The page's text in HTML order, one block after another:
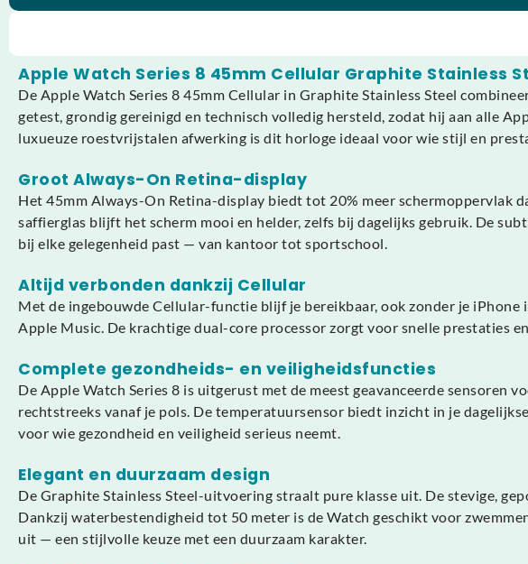
Apple Watch Series 8 45mm Cellular Graphite Stainless
De Apple Watch Series 8 45mm Cellular in Graphite Stainless Steel
getest, grondig gereinigd en technisch volledig hersteld, zodat hij aan alle
luxueuze roestvrijstalen afwerking is dit horloge ideaal voor wie stijl en
Groot Always-On Retina-display
Het 45mm Always-On Retina-display biedt tot 20% meer schermoppervlak
saffierglas blijft het scherm mooi en helder, zelfs bij dagelijks gebruik. De
bij elke gelegenheid past — van kantoor tot sportschool.
Altijd verbonden dankzij Cellular
Met de ingebouwde Cellular-functie blijf je bereikbaar, ook zonder je
Apple Music. De krachtige dual-core processor zorgt voor snelle prestaties
Complete gezondheids- en veiligheidsfuncties
De Apple Watch Series 8 is uitgerust met de meest geavanceerde sensoren
rechtstreeks vanaf je pols. De temperatuursensor biedt inzicht in je
voor wie gezondheid en veiligheid serieus neemt.
Elegant en duurzaam design
De Graphite Stainless Steel-uitvoering straalt pure klasse uit. De stevige,
Dankzij waterbestendigheid tot 50 meter is de Watch geschikt voor
uit — een stijlvolle keuze met een duurzaam karakter.